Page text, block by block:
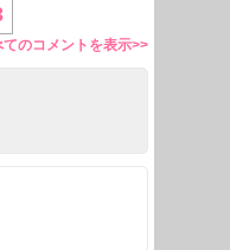
てのコメントを表示>>